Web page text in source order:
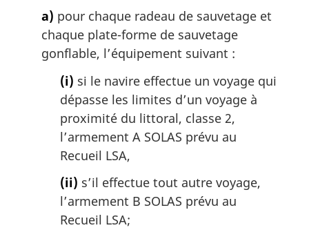
a) pour chaque radeau de sauvetage et
chaque plate-forme de sauvetage
gonflable, l’équipement suivant :
(i) si le navire effectue un voyage qui
dépasse les limites d’un voyage à
proximité du littoral, classe 2,
l’armement A SOLAS prévu au
Recueil LSA,
(ii) s’il effectue tout autre voyage,
l’armement B SOLAS prévu au
Recueil LSA;